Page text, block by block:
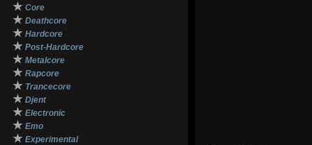
★ Core
★ Deathcore
★ Hardcore
★ Post-Hardcore
★ Metalcore
★ Rapcore
★ Trancecore
★ Djent
★ Electronic
★ Emo
★ Experimental